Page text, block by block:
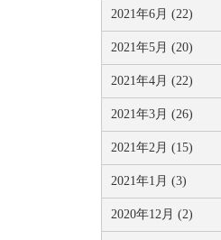
2021年6月 (22)
2021年5月 (20)
2021年4月 (22)
2021年3月 (26)
2021年2月 (15)
2021年1月 (3)
2020年12月 (2)